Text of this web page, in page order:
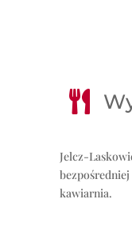

Jelcz-
kawiarnia.